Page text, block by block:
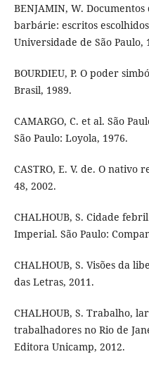
BENJAMIN, W.
barbárie: escritos
Universidade de São Paulo,
BOURDIEU, P. O poder
Brasil, 1989.
CAMARGO, C. et al. São
São Paulo: Loyola, 1976.
CASTRO, E. V. de. O nativo
48, 2002.
CHALHOUB, S. Cidade
Imperial. São Paulo:
CHALHOUB, S. Visões da
das Letras, 2011.
CHALHOUB, S. Trabalho,
trabalhadores no Rio de
Editora Unicamp, 2012.